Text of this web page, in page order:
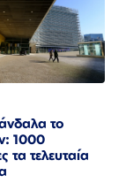
το
1000
τα τελευταία